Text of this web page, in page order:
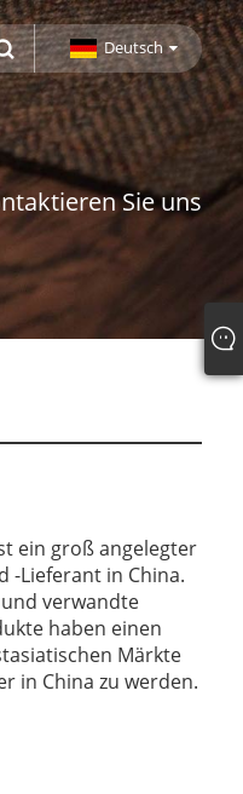
Deutsch
Sie uns
ein groß angelegter
-Lieferant in China.
verwandte
haben einen
Märkte
in China zu werden.